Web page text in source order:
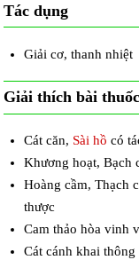
Tác dụng
Giải cơ, thanh nhiệt
Giải thích bài thuốc
Cát căn, Sài hồ có
Khương hoạt, Bạch
Hoàng cầm, Thạch
thược
Cam thảo hòa vinh
Cát cánh khai